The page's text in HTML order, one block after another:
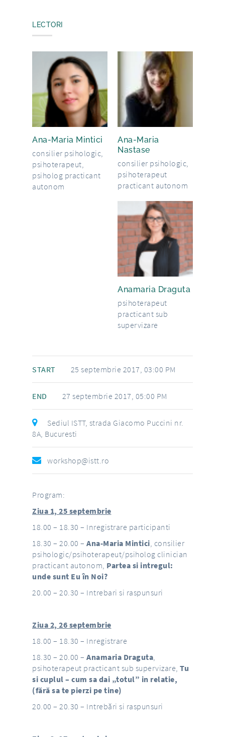
LECTORI
Ana-Maria Mintici
consilier psihologic,
psihoterapeut,
psiholog practicant
autonom
Ana-Maria
Nastase
consilier psihologic,
psihoterapeut
practicant autonom
Anamaria Draguta
psihoterapeut
practicant sub
supervizare
START 25 septembrie 2017, 03:00 PM
END 27 septembrie 2017, 05:00 PM
Sediul ISTT, strada Giacomo Puccini nr.
8A, Bucuresti
workshop@istt.ro
Program:
Ziua 1, 25 septembrie
18.00 – 18.30 – Inregistrare participanti
18.30 – 20.00 – Ana-Maria Mintici , consilier
psihologic/psihoterapeut/psiholog clinician
practicant autonom, Partea si intregul:
unde sunt Eu în Noi?
20.00 – 20.30 – Intrebari si raspunsuri
Ziua 2, 26 septembrie
18.00 – 18.30 – Inregistrare
18.30 – 20.00 – Anamaria Draguta
psihoterapeut practicant sub supervizare, Tu
si cuplul – cum sa dai „totul” in relatie,
(fără sa te pierzi pe tine)
20.00 – 20.30 – Intrebări si raspunsuri